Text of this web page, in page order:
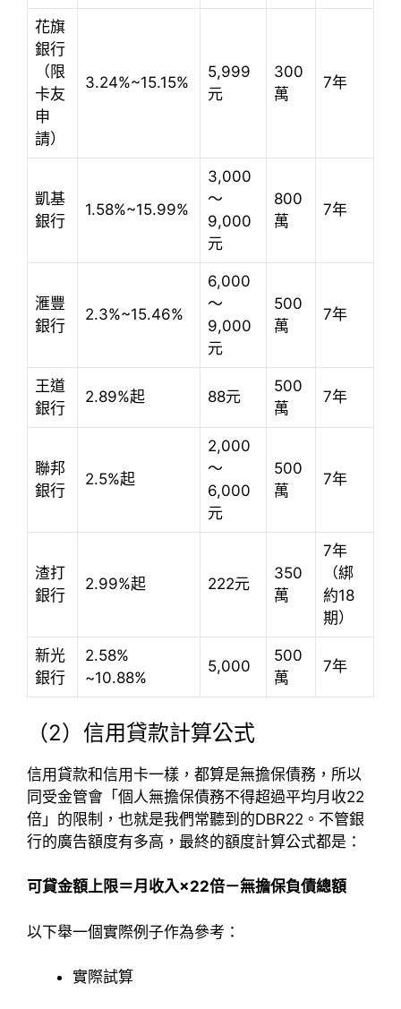
花旗
銀行
（限
卡友
申
請）
3.24%~15.15%
5,999
元
300
萬
7年
凱基
銀行
1.58%~15.99%
3,000
～
9,000
元
800
萬
7年
滙豐
銀行
2.3%~15.46%
6,000
～
9,000
元
500
萬
7年
王道
銀行
2.89%起 88元
500
萬
7年
聯邦
銀行
2.5%起
2,000
～
6,000
元
500
萬
7年
渣打
銀行
2.99%起 222元
350
萬
7年
（綁
約18
期）
新光
銀行
2.58%
~10.88%
5,000
500
萬
7年
（2）信用貸款計算公式
信用貸款和信用卡一樣，都算是無擔保債務，所以
同受金管會「個人無擔保債務不得超過平均月收22
倍」的限制，也就是我們常聽到的DBR22。不管銀
行的廣告額度有多高，最終的額度計算公式都是：
可貸金額上限＝月收入×22倍－無擔保負債總額
以下舉一個實際例子作為參考：
實際試算